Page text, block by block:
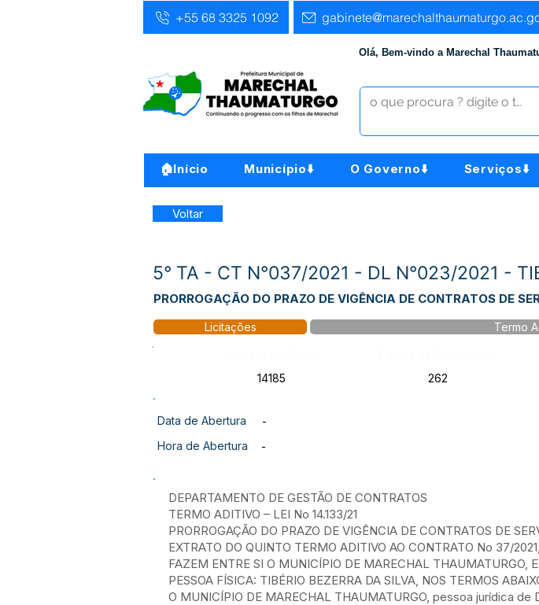
+55 68 3325 1092
Olá, Bem-vindo a Marechal
🏠Início Município⬇️ O Governo⬇️ Serviços⬇️
Voltar
5° TA - CT N°037/2021 - DL N°023/2021 -
PRORROGAÇÃO DO PRAZO DE VIGÊNCIA DE CONTRATOS DE
Licitações Termo
14185
262
Data de Abertura
-
Hora de Abertura
-
DEPARTAMENTO DE GESTÃO DE CONTRATOS
TERMO ADITIVO – LEI No 14.133/21
PRORROGAÇÃO DO PRAZO DE VIGÊNCIA DE CONTRATOS DE
EXTRATO DO QUINTO TERMO ADITIVO AO CONTRATO No 37/
FAZEM ENTRE SI O MUNICÍPIO DE MARECHAL THAUMATURGO,
PESSOA FÍSICA: TIBÉRIO BEZERRA DA SILVA, NOS TERMOS
O MUNICÍPIO DE MARECHAL THAUMATURGO, pessoa jurídica de